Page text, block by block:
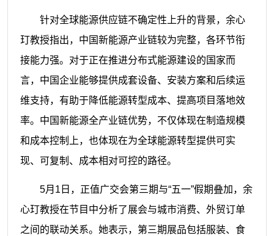
针对全球能源供应链不确定性上升的背景，余心
玎教授指出，中国新能源产业链较为完整，各环节衔
接能力强。对于正在推进分布式能源建设的国家而
言，中国企业能够提供成套设备、安装方案和后续运
维支持，有助于降低能源转型成本、提高项目落地效
率。中国新能源全产业链优势，不仅体现在制造规模
和成本控制上，也体现在为全球能源转型提供可实
现、可复制、成本相对可控的路径。
5月1日，正值广交会第三期与“五一”假期叠加，余
心玎教授在节目中分析了展会与城市消费、外贸订单
之间的联动关系。她表示，第三期展品包括服装、食